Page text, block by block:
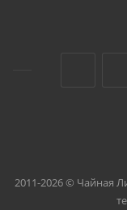
2011-2026 © Чайная